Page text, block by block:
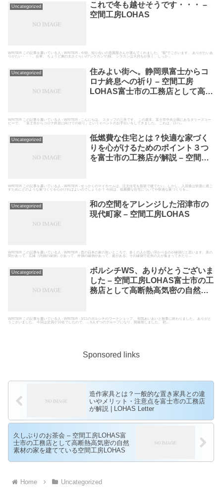
Uncategorized
これで冬も越せそうです・・・ –
空間工房LOHAS
WRITER この記事を書いている人 - WRITER - 今朝、知り合いの造園屋さんが運んでくれました。 ”薪”でございます。 ありがたいあ
りがたい・・・。合掌。 ちょうど腕の太さぐらいの”シラカシ”の枝。 シラカシは火持ちが良く、しっか...
Uncategorized
住みよい街へ。静岡県富士からコ
ロナ終息への祈り – 空間工房
LOHAS富士市の工務店として高断
WRITER この記事を書いている人 - WRITER - こんにちは。 スタッフの三井です。 この週末、富士市中央公園にあるタリーズコー
ヒーで、 「富士市からコロナ終息に向けての祈り」というイベントのお手伝いをしてきました。 これは、ロハ...
Uncategorized
低燃費な住宅とは？快適な家づく
りを心がけるためのポイント３つ
を富士市の工務店が解説 – 空間工
WRITER この記事を書いている人 - WRITER - せっかくのマイホームは、注文住宅を新築で建てたい。しかし、入居後は快適に過ご
すためにどのような家づくりを心がければよいのでしょうか？ 今回は、低燃費な住宅についてや快適な家づくりを...
Uncategorized
和の空間をアレンジした沼津市の
現代町家 – 空間工房LOHAS
WRITER この記事を書いている人 - WRITER - 昔の日本の家の良いところで、多くの人が思い浮かべるのが縁側だと思います。茶の
間があって、広縁（内側の縁側）があって、外側の縁側があって、庭がある。その縁側で近所の人が集まってきたり...
Uncategorized
ボルシチWS、ありがとうございま
した – 空間工房LOHAS富士市の工
務店として高断熱高気密の自然素
WRITER この記事を書いている人 - WRITER - 3/11のボルシチのワークショップ、 和気あいあいと無事に終わりました。 ありがと
うございました。 今回は定員が10名でしたので、… 5人ずつのグループになり、開催致しました。 初...
Sponsored links
造作家具とは？一般的な置き家具との違
いやメリット・注意点を富士市の工務店
が解説 | LOHAS Letter
久しぶりのお茶会 – 空間工房LOHAS富
士市の工務店として高断熱高気密の自然
素材の家を建てている空間工房LOHAS
Home Uncategorized